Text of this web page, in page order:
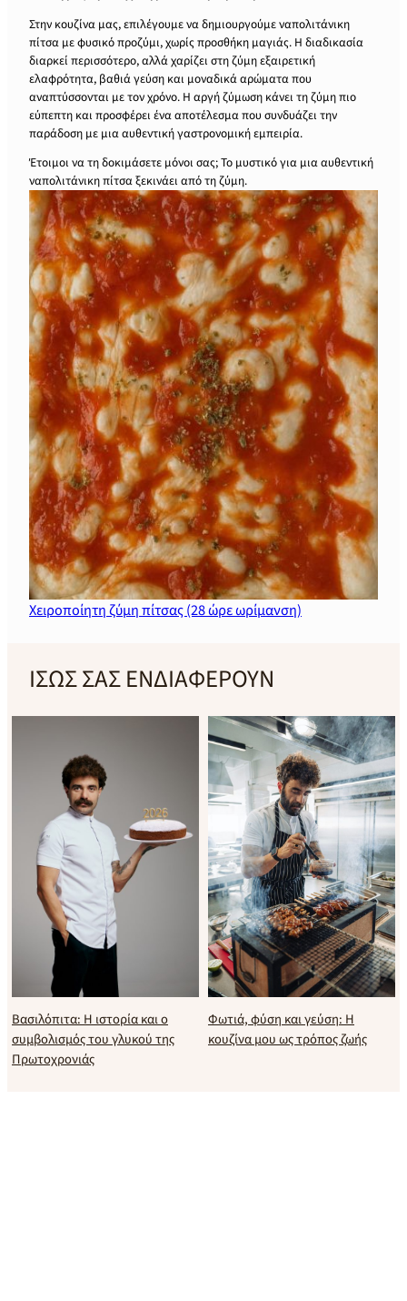
Στην κουζίνα μας, επιλέγουμε να δημιουργούμε ναπολιτάνικη
πίτσα με φυσικό προζύμι, χωρίς προσθήκη μαγιάς. Η διαδικασία
διαρκεί περισσότερο, αλλά χαρίζει στη ζύμη εξαιρετική
ελαφρότητα, βαθιά γεύση και μοναδικά αρώματα που
αναπτύσσονται με τον χρόνο. Η αργή ζύμωση κάνει τη ζύμη πιο
εύπεπτη και προσφέρει ένα αποτέλεσμα που συνδυάζει την
παράδοση με μια αυθεντική γαστρονομική εμπειρία.
Έτοιμοι να τη δοκιμάσετε μόνοι σας; Το μυστικό για μια αυθεντική
ναπολιτάνικη πίτσα ξεκινάει από τη ζύμη.
Χειροποίητη ζύμη πίτσας (28 ώρε ωρίμανση)
ΙΣΩΣ ΣΑΣ ΕΝΔΙΑΦΕΡΟΥΝ
Βασιλόπιτα: Η ιστορία και ο
συμβολισμός του γλυκού της
Πρωτοχρονιάς
Φωτιά, φύση και γεύση: Η
κουζίνα μου ως τρόπος ζωής